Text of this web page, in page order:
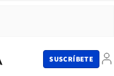
SUSCRÍBETE